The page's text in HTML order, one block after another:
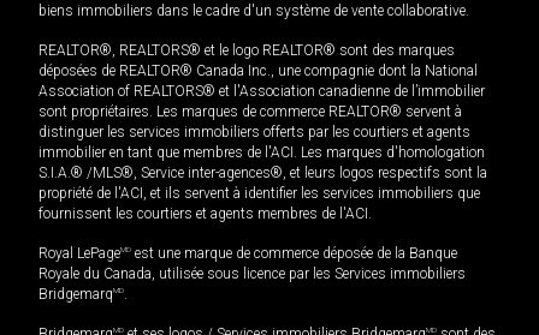
biens immobiliers dans le cadre d'un système de vente collaborative.
REALTOR®, REALTORS® et le logo REALTOR® sont des marques
déposées de REALTOR® Canada Inc., une compagnie dont la National
Association of REALTORS® et l'Association canadienne de l’immobilier
sont propriétaires. Les marques de commerce REALTOR® servent à
distinguer les services immobiliers offerts par les courtiers et agents
immobilier en tant que membres de l'ACI. Les marques d'homologation
S.I.A.® /MLS®, Service inter-agences®, et leurs logos respectifs sont la
propriété de l'ACI, et ils servent à identifier les services immobiliers que
fournissent les courtiers et agents membres de l'ACI.
Royal LePageMD est une marque de commerce déposée de la Banque
Royale du Canada, utilisée sous licence par les Services immobiliers
BridgemarqMD
MD MD